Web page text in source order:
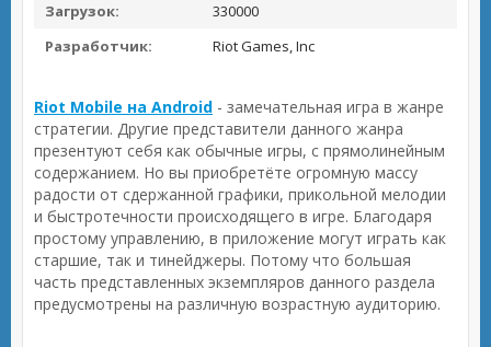
Загрузок:
330000
Разработчик:
Riot Games, Inc
Riot Mobile на Android - замечательная игра в жанре
стратегии. Другие представители данного жанра
презентуют себя как обычные игры, с прямолинейным
содержанием. Но вы приобретёте огромную массу
радости от сдержанной графики, прикольной мелодии
и быстротечности происходящего в игре. Благодаря
простому управлению, в приложение могут играть как
старшие, так и тинейджеры. Потому что большая
часть представленных экземпляров данного раздела
предусмотрены на различную возрастную аудиторию.